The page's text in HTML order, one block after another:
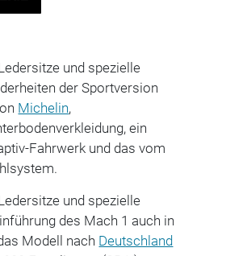
und spezielle
der Sportversion
Michelin,
ein
Fahrwerk und das vom
und spezielle
des Mach 1 auch in
Modell nach Deutschland